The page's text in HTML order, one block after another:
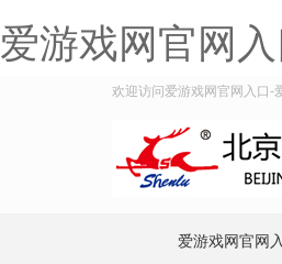
爱游戏网官网入
欢迎访问爱游戏网官网入口-
爱游戏网官网